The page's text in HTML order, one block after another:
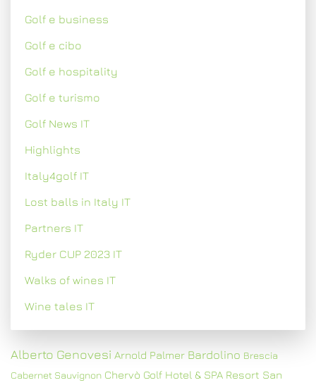
Golf e business
Golf e cibo
Golf e hospitality
Golf e turismo
Golf News IT
Highlights
Italy4golf IT
Lost balls in Italy IT
Partners IT
Ryder CUP 2023 IT
Walks of wines IT
Wine tales IT
Alberto Genovesi Arnold Palmer Bardolino Brescia
Cabernet Sauvignon Chervò Golf Hotel & SPA Resort San